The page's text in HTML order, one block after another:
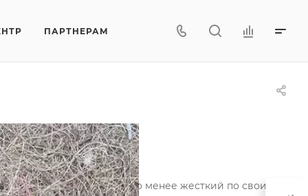
ПАРТНЕРАМ
кокосовой койры, но менее жесткий по своим